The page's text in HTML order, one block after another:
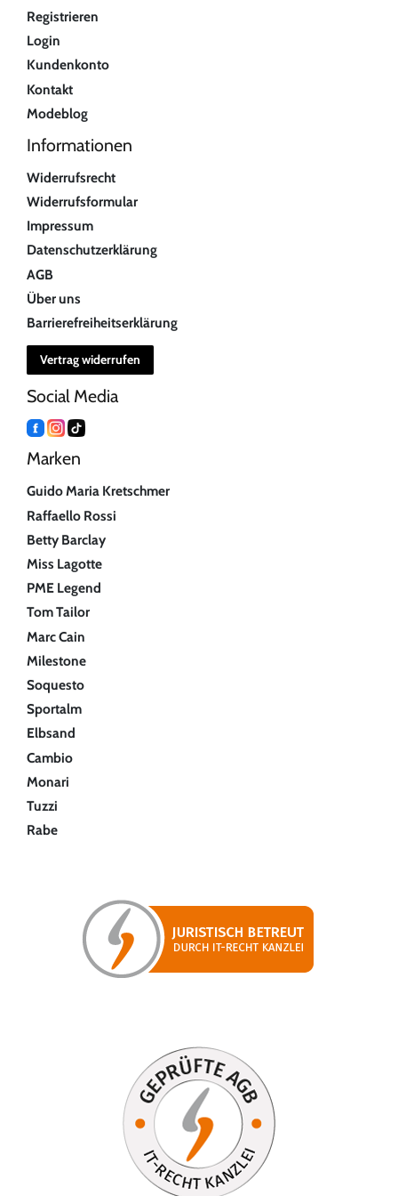
Registrieren
Login
Kundenkonto
Kontakt
Modeblog
Informationen
Widerrufsrecht
Widerrufsformular
Impressum
Datenschutzerklärung
AGB
Über uns
Barrierefreiheitserklärung
Vertrag widerrufen
Social Media
Marken
Guido Maria Kretschmer
Raffaello Rossi
Betty Barclay
Miss Lagotte
PME Legend
Tom Tailor
Marc Cain
Milestone
Soquesto
Sportalm
Elbsand
Cambio
Monari
Tuzzi
Rabe